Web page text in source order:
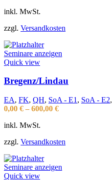
inkl. MwSt.
zzgl. Versandkosten
Seminare anzeigen
Quick view
Bregenz/Lindau
EA, FK, QH, SoA - E1 , SoA - E2,
0,00 € – 600,00 €
inkl. MwSt.
zzgl. Versandkosten
Seminare anzeigen
Quick view